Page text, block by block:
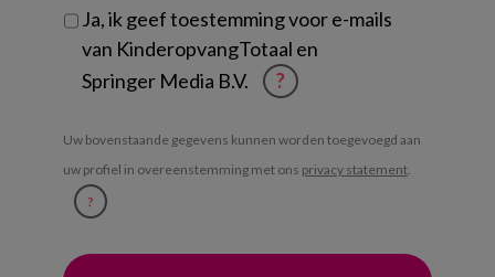
Ja, ik geef toestemming voor e-mails
van KinderopvangTotaal en
Springer Media B.V.
?
Uw bovenstaande gegevens kunnen worden toegevoegd aan
uw profiel in overeenstemming met ons privacy statement.
?